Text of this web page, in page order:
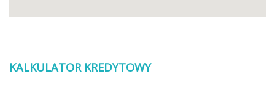
KALKULATOR KREDYTOWY